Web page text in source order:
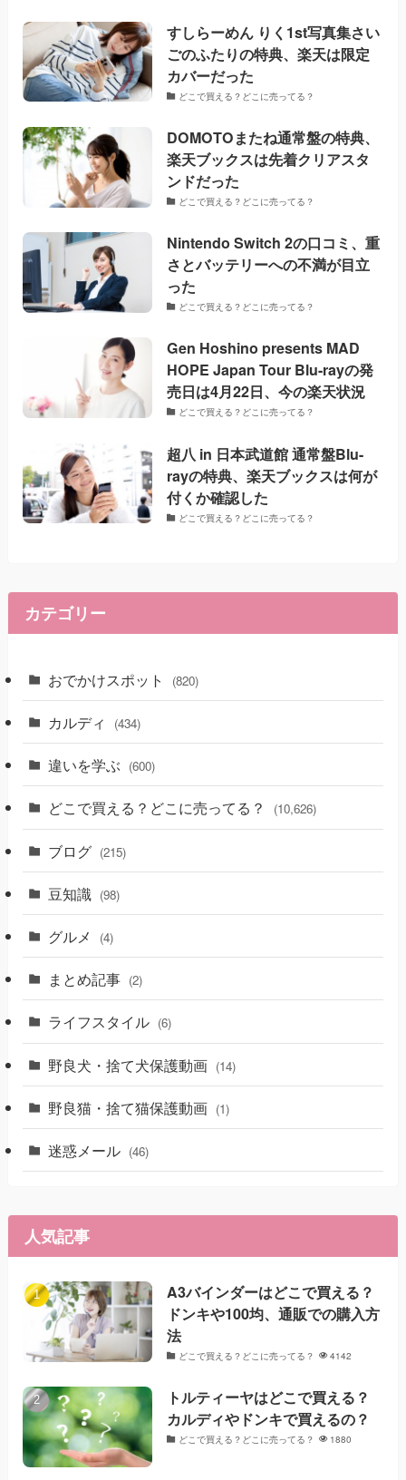
すしらーめん りく1st写真集さい
ごのふたりの特典、楽天は限定
カバーだった
どこで買える？どこに売ってる？
DOMOTOまたね通常盤の特典、
楽天ブックスは先着クリアスタ
ンドだった
どこで買える？どこに売ってる？
Nintendo Switch 2の口コミ、重
さとバッテリーへの不満が目立
った
どこで買える？どこに売ってる？
Gen Hoshino presents MAD
HOPE Japan Tour Blu-rayの発
売日は4月22日、今の楽天状況
どこで買える？どこに売ってる？
超八 in 日本武道館 通常盤Blu-
rayの特典、楽天ブックスは何が
付くか確認した
どこで買える？どこに売ってる？
カテゴリー
おでかけスポット (820)
カルディ (434)
違いを学ぶ (600)
どこで買える？どこに売ってる？ (10,626)
ブログ (215)
豆知識 (98)
グルメ (4)
まとめ記事 (2)
ライフスタイル (6)
野良犬・捨て犬保護動画 (14)
野良猫・捨て猫保護動画 (1)
迷惑メール (46)
人気記事
A3バインダーはどこで買える？
ドンキや100均、通販での購入方
法
どこで買える？どこに売ってる？ 4142
トルティーヤはどこで買える？
カルディやドンキで買えるの？
どこで買える？どこに売ってる？ 1880